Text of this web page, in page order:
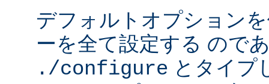
デフォルトオプション
ーを全て設定する ので
./configure とタイプ